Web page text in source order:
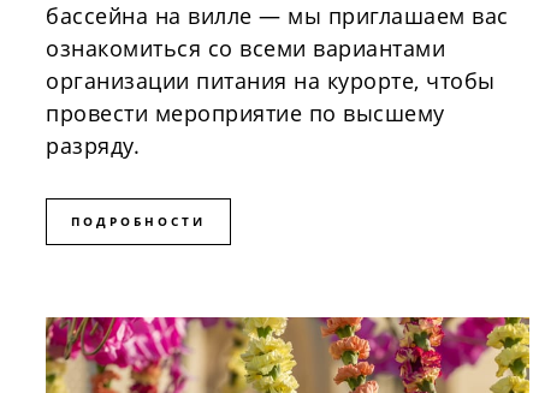
бассейна на вилле — мы приглашаем вас
ознакомиться со всеми вариантами
организации питания на курорте, чтобы
провести мероприятие по высшему
разряду.
ПОДРОБНОСТИ